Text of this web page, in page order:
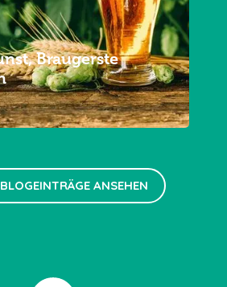
Braugerste
ANSEHEN